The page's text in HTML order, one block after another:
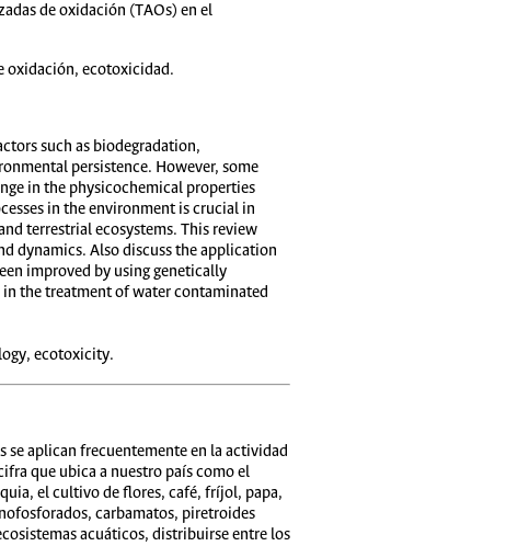
de oxidación (TAOs) en el
oxidación, ecotoxicidad.
such as biodegradation,
persistence. However, some
in the physicochemical properties
in the environment is crucial in
terrestrial ecosystems. This review
dynamics. Also discuss the application
improved by using genetically
in the treatment of water contaminated
ecotoxicity.
se aplican frecuentemente en la actividad
que ubica a nuestro país como el
el cultivo de flores, café, fríjol, papa,
carbamatos, piretroides
acuáticos, distribuirse entre los